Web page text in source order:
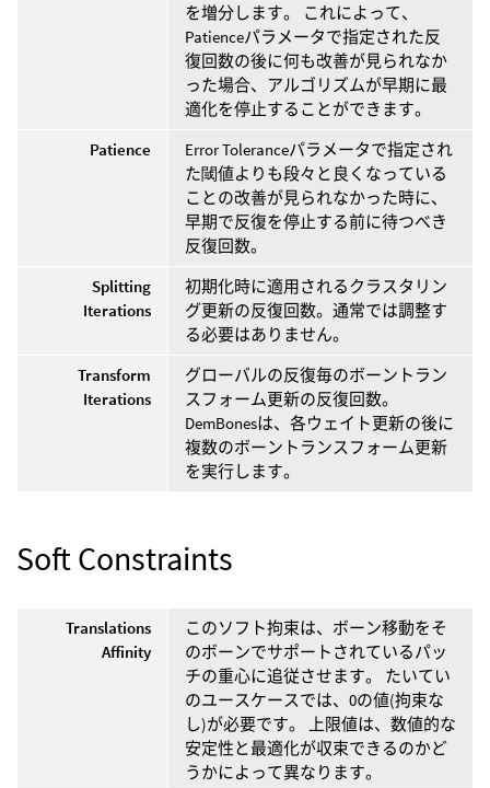
を増分します。 これによって、
Patienceパラメータで指定された反
復回数の後に何も改善が見られなか
った場合、アルゴリズムが早期に最
適化を停止することができます。
Patience
Error Toleranceパラメータで指定され
た閾値よりも段々と良くなっている
ことの改善が見られなかった時に、
早期で反復を停止する前に待つべき
反復回数。
Splitting
Iterations
初期化時に適用されるクラスタリン
グ更新の反復回数。通常では調整す
る必要はありません。
Transform
Iterations
グローバルの反復毎のボーントラン
スフォーム更新の反復回数。
DemBonesは、各ウェイト更新の後に
複数のボーントランスフォーム更新
を実行します。
Soft Constraints
Translations
Affinity
このソフト拘束は、ボーン移動をそ
のボーンでサポートされているパッ
チの重心に追従させます。 たいてい
のユースケースでは、0の値(拘束な
し)が必要です。 上限値は、数値的な
安定性と最適化が収束できるのかど
うかによって異なります。